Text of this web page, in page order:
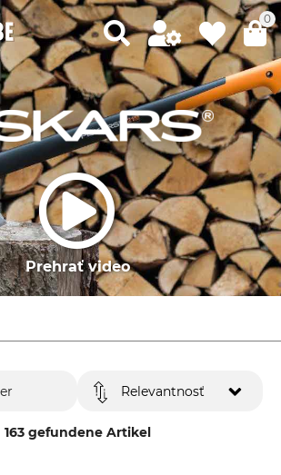
0
Prehrať video
163 gefundene Artikel
Relevantnosť